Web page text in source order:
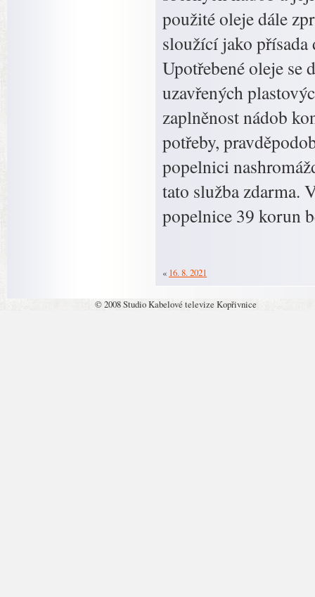
použité oleje dále
sloužící jako
Upotřebené oleje se
uzavřených
zaplněnost nádob
potřeby,
popelnici
tato služba zdarma.
popelnice 39 korun
« 16. 8. 2021
© 2008 Studio Kabelové televize Kopřivnice